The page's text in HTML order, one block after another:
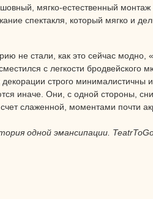
мягко-естественный
спектакля, который мягко и
не стали, как это сейчас
с легкости
строго
иначе. Они, с одной стороны,
слаженной, моментами почти
одной эмансипации.